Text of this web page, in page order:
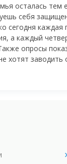
осталась тем
себя
сегодня каждая
а каждый
опросы
хотят заводить